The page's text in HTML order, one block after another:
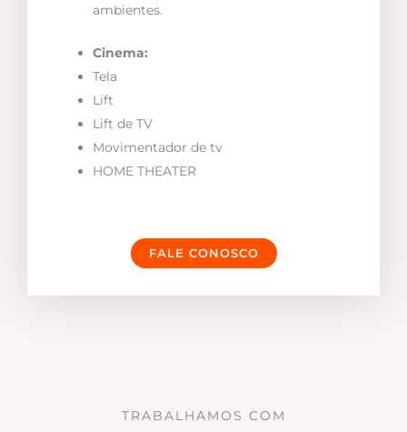
ambientes.
Cinema:
Tela
Lift
Lift de TV
Movimentador de tv
HOME THEATER
FALE CONOSCO
TRABALHAMOS COM